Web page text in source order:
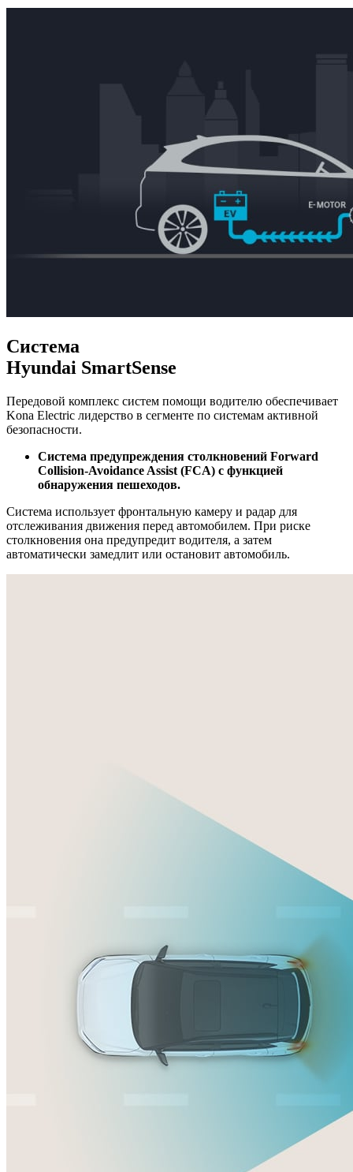
Система
Hyundai SmartSense
Передовой комплекс систем помощи водителю обеспечивает
Kona Electric лидерство в сегменте по системам активной
безопасности.
Система предупреждения столкновений Forward
Collision-Avoidance Assist (FCA) с функцией
обнаружения пешеходов.
Система использует фронтальную камеру и радар для
отслеживания движения перед автомобилем. При риске
столкновения она предупредит водителя, а затем
автоматически замедлит или остановит автомобиль.